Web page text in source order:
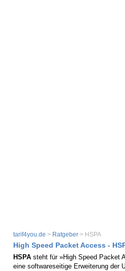
tarif4you.de > Ratgeber > HSPA
High Speed Packet Access -
HSPA steht für »High Speed Packet
eine softwareseitige Erweiterung der